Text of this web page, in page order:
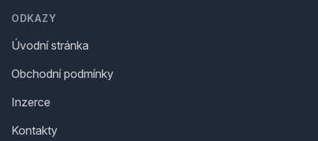
ODKAZY
Úvodní stránka
Obchodní podmínky
Inzerce
Kontakty